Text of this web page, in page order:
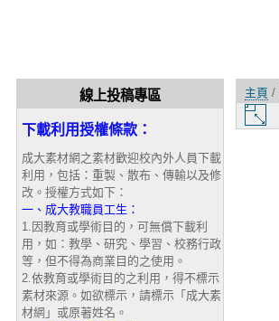
線上投稿專區
下載利用授權條款：
成大素材網之素材歡迎校內外人員下載
利用，包括：重製、散布、傳輸以及修
改。授權方式如下：
一、成大教職員工生：
1.因教育或學術目的，可無償下載利
用，如：教學、研究、學習、校務行政
等，但不得為商業目的之使用。
2.依教育或學術目的之利用，得不標示
素材來源。如欲標示，請標示「成大素
材網」或原著姓名。
主頁 /
片